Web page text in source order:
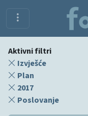
Aktivni filtri
Izvješće
Plan
2017
Poslovanje